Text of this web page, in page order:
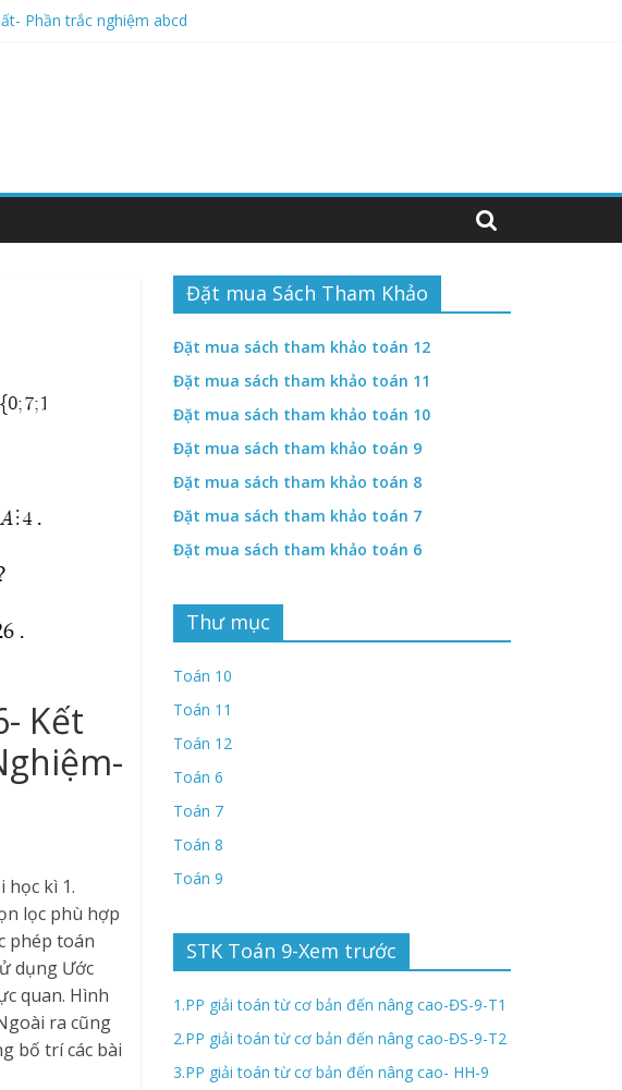
Phần trắc nghiệm abcd
LÝ THUYẾT
Kết
học kì 1.
lọc phù hợp
phép toán
dụng Ước
quan. Hình
ra cũng
bố trí các bài
Đặt mua Sách Tham Khảo
Đặt mua sách tham khảo toán 12
Đặt mua sách tham khảo toán 11
Đặt mua sách tham khảo toán 10
Đặt mua sách tham khảo toán 9
Đặt mua sách tham khảo toán 8
Đặt mua sách tham khảo toán 7
Đặt mua sách tham khảo toán 6
Thư mục
Toán 10
Toán 11
Toán 12
Toán 6
Toán 7
Toán 8
Toán 9
STK Toán 9-Xem trước
1.PP giải toán từ cơ bản đến nâng cao-ĐS-9-T1
2.PP giải toán từ cơ bản đến nâng cao-ĐS-9-T2
3.PP giải toán từ cơ bản đến nâng cao- HH-9